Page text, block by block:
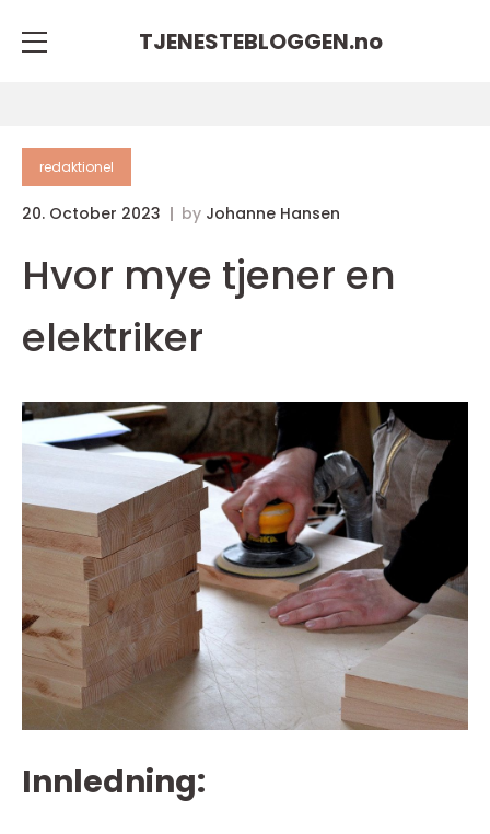
TJENESTEBLOGGEN.no
redaktionel
20. October 2023 by Johanne Hansen
Hvor mye tjener en
elektriker
Innledning: